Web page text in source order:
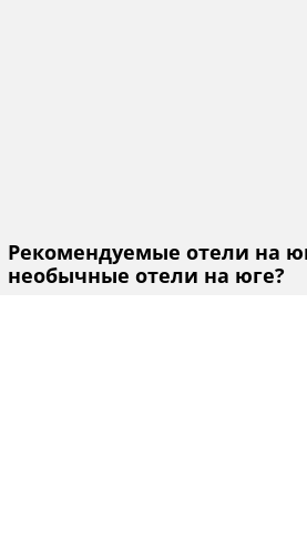
Рекомендуемые отели на
необычные отели на юге?